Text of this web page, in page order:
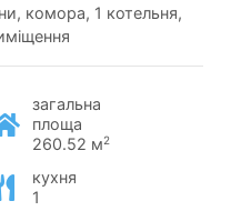
комора, 1 котельня,
загальна
площа
260.52 м2
кухня
1